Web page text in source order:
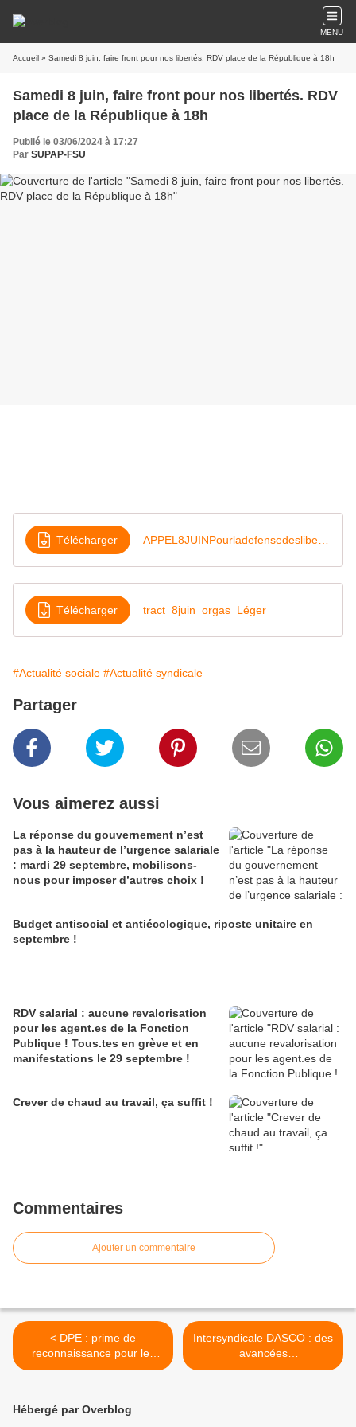
MENU
Accueil » Samedi 8 juin, faire front pour nos libertés. RDV place de la République à 18h
Samedi 8 juin, faire front pour nos libertés. RDV
place de la République à 18h
Publié le 03/06/2024 à 17:27
Par SUPAP-FSU
Télécharger
Télécharger tract_8juin_orgas_Léger
#Actualité sociale #Actualité syndicale
Partager
Vous aimerez aussi
La réponse du gouvernement n’est
pas à la hauteur de l’urgence salariale
: mardi 29 septembre, mobilisons-
nous pour imposer d’autres choix !
Budget antisocial et antiécologique, riposte unitaire en
septembre !
RDV salarial : aucune revalorisation
pour les agent.es de la Fonction
Publique ! Tous.tes en grève et en
manifestations le 29 septembre !
Crever de chaud au travail, ça suffit !
Commentaires
Ajouter un commentaire
< DPE : prime de
reconnaissance pour les
efforts aux J.O.P.
Intersyndicale DASCO : des
avancées
conséquentes...mais
Hébergé par Overblog